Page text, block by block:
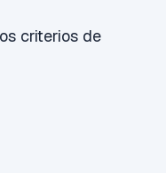
criterios de